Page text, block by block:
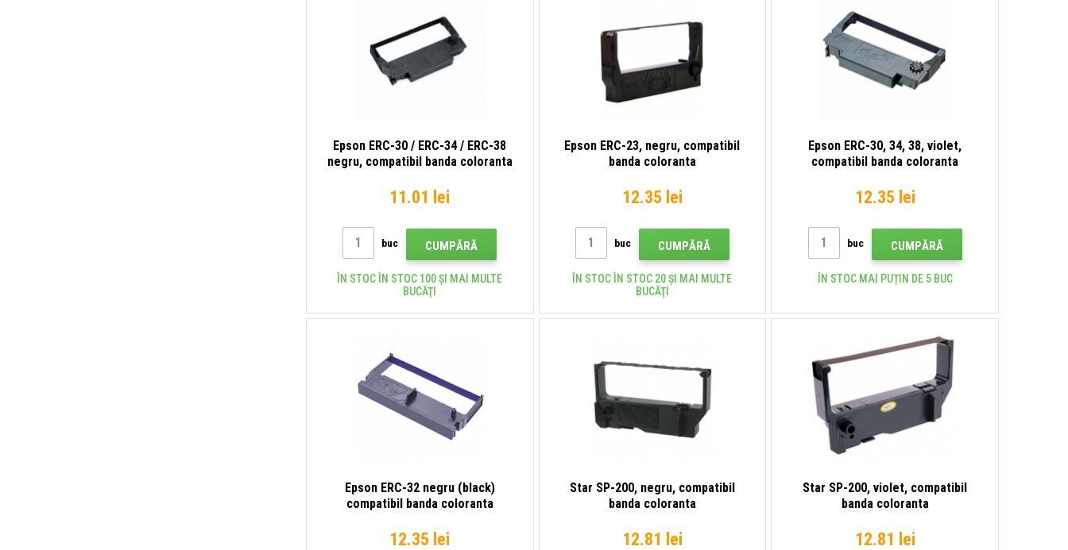
Epson ERC-30 / ERC-34 / ERC-38
negru, compatibil banda coloranta
11.01 lei
buc CUMPĂRĂ
ÎN STOC ÎN STOC 100 ȘI MAI MULTE
BUCĂŢI
Epson ERC-23, negru, compatibil
banda coloranta
12.35 lei
buc CUMPĂRĂ
ÎN STOC ÎN STOC 20 ȘI MAI MULTE
BUCĂŢI
Epson ERC-30, 34, 38, violet,
compatibil banda coloranta
12.35 lei
buc CUMPĂRĂ
ÎN STOC MAI PUȚIN DE 5 BUC
Epson ERC-32 negru (black)
compatibil banda coloranta
12.35 lei
Star SP-200, negru, compatibil
banda coloranta
12.81 lei
Star SP-200, violet, compatibil
banda coloranta
12.81 lei